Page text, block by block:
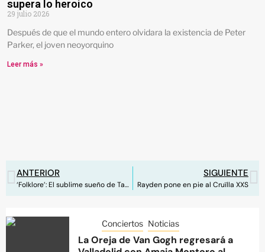
supera lo heroico
29 julio 2026
Después de que el mundo entero olvidara la existencia de Peter
Parker, el joven neoyorquino
Leer más »
ANTERIOR
‘Folklore’: El sublime sueño de Taylor Swift del que no querrás despertar
SIGUIENTE
Rayden pone en pie al Cruïlla XXS
Conciertos Noticias
La Oreja de Van Gogh regresará a